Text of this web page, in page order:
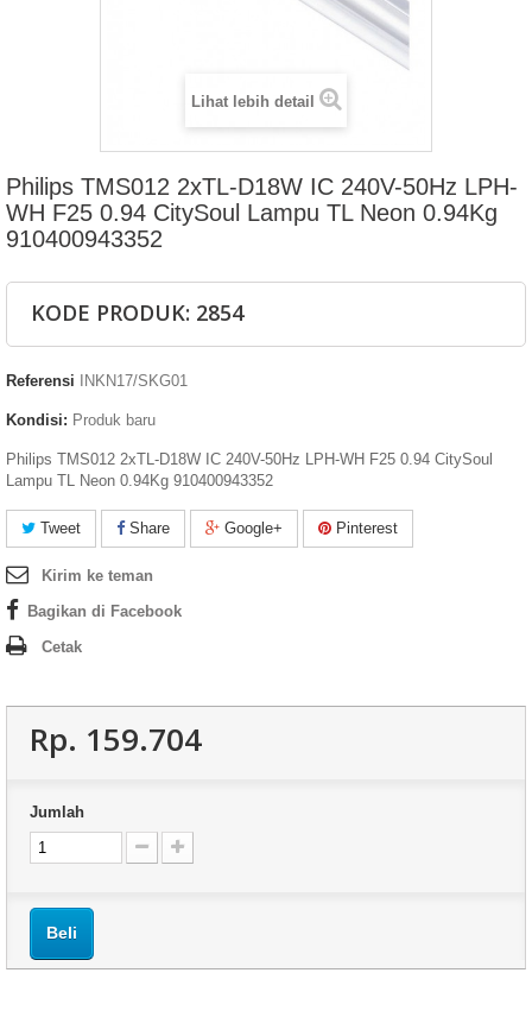
Lihat lebih detail
Philips TMS012 2xTL-D18W IC 240V-50Hz LPH-
WH F25 0.94 CitySoul Lampu TL Neon 0.94Kg
910400943352
KODE PRODUK: 2854
Referensi INKN17/SKG01
Kondisi: Produk baru
Philips TMS012 2xTL-D18W IC 240V-50Hz LPH-WH F25 0.94 CitySoul
Lampu TL Neon 0.94Kg 910400943352
Tweet Share Google+ Pinterest
Kirim ke teman
Bagikan di Facebook
Cetak
Rp‎. 159.704
Jumlah
Beli